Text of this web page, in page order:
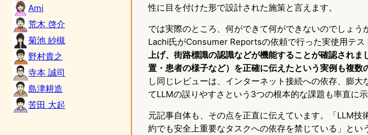
Ami
荒木 啓介
菊池 紗槻
野村貴之
寺本 誠司
島津耕造
苦田 大起
性に目を付けた形で設計された施策と言えます。
では実際のところ、何ができて何ができないのでしょ
Lachi氏がConsumer Reportsの依頼で行った実使用テス
上げ、街路標識の認識などが機能することが確認され
置・患者の様子など）を正確に伝えたという実例も複数
し同じレビューは、インターネット接続への依存、膨
てLLMの誤りやすさという3つの根本的な課題も率直に示
元記事自体も、その点を正直に伝えています。「LLM技
約でも安全上重要なタスクへの依存を禁じている」と